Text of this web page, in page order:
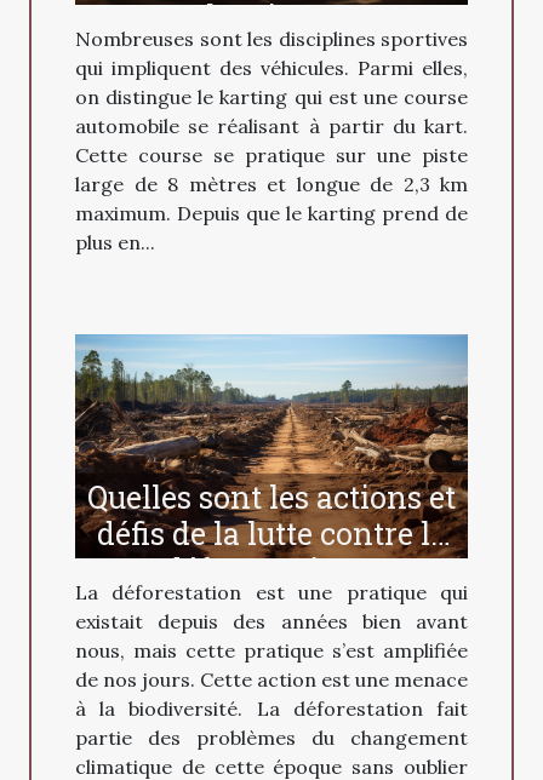
karting ?
Nombreuses sont les disciplines sportives
qui impliquent des véhicules. Parmi elles,
on distingue le karting qui est une course
automobile se réalisant à partir du kart.
Cette course se pratique sur une piste
large de 8 mètres et longue de 2,3 km
maximum. Depuis que le karting prend de
plus en...
Quelles sont les actions et
défis de la lutte contre la
déforestation ?
La déforestation est une pratique qui
existait depuis des années bien avant
nous, mais cette pratique s’est amplifiée
de nos jours. Cette action est une menace
à la biodiversité. La déforestation fait
partie des problèmes du changement
climatique de cette époque sans oublier